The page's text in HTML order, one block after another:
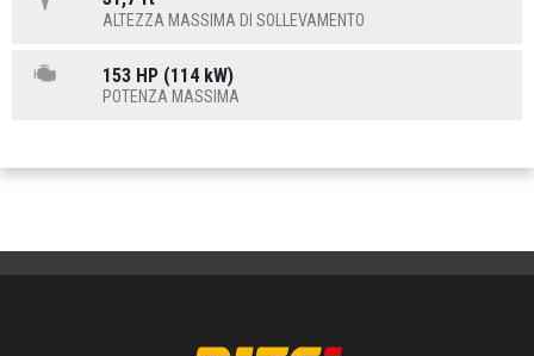
ALTEZZA MASSIMA DI SOLLEVAMENTO
153 HP (114 kW)
POTENZA MASSIMA